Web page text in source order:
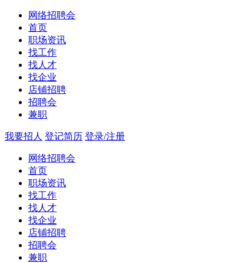
网络招聘会
首页
职场资讯
找工作
找人才
找企业
店铺招聘
招聘会
兼职
我要招人 登记简历 登录/注册
网络招聘会
首页
职场资讯
找工作
找人才
找企业
店铺招聘
招聘会
兼职